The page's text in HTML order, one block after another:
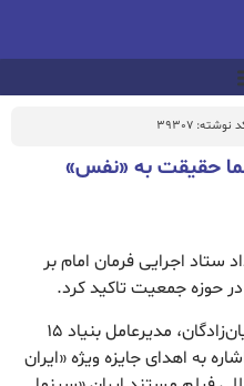
نوشته: 39307
حقیقت به «نفس»
: مدیرعامل بنیاد ۱۵ خرداد ستاد اجرایی فرمان امام بر
در حوزه جمعیت تاکید کرد.
به گزارش ریال نیوز ، حمیدرضا علیان‌زادگان، مدیرعامل بنیاد ۱۵
به اهدای جایزه ویژه «ایران